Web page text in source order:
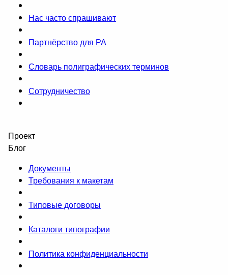
Нас часто спрашивают
Партнёрство для РА
Словарь полиграфических терминов
Сотрудничество
Проект
Блог
Документы
Требования к макетам
Типовые договоры
Каталоги типографии
Политика конфиденциальности